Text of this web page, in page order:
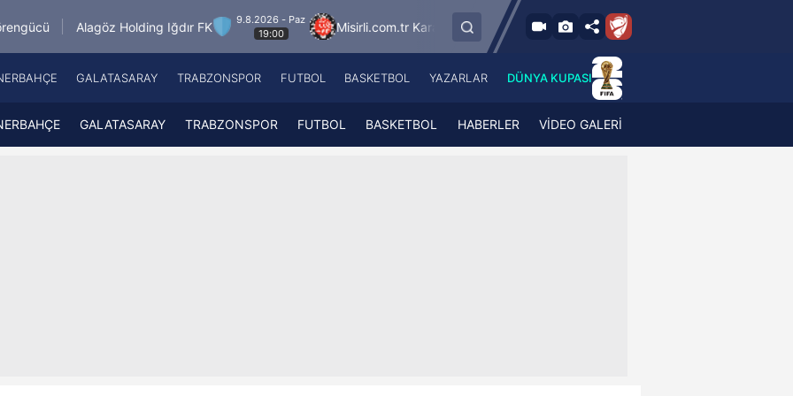
Holding Iğdır FK
9.8.2026 - Paz
19:00
Misirli.com.tr Karagümrük SMS Grup Sarıyerspor
9.8.2026 - Paz
19:00
Fenerbahçe
Galatasaray
A Spor
ATV
A Haber Radyo
A Spor Radyo
A News Radio
GALATASARAY TRABZONSPOR FUTBOL BASKETBOL YAZARLAR DÜNYA KUPASI
GALATASARAY TRABZONSPOR FUTBOL BASKETBOL HABERLER VİDEO GALERİ